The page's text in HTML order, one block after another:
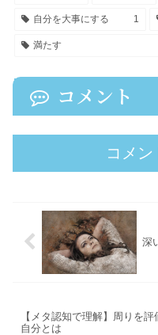
自分を大事にする 1
満たす
コメント
コメ
深
【メタ認知で理解】周りを評
自分とは